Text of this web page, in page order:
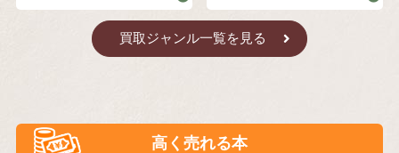
買取ジャンル一覧を見る
高く売れる本